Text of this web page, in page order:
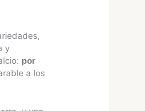
y
por
a los